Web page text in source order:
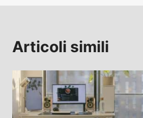
Articoli simili